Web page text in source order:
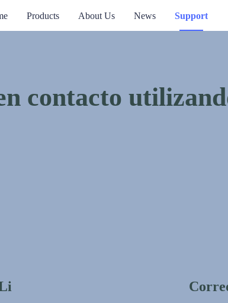
Products About Us News Support
contacto